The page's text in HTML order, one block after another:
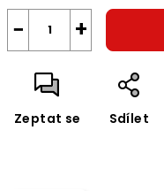
+
−
Zeptat se Sdílet